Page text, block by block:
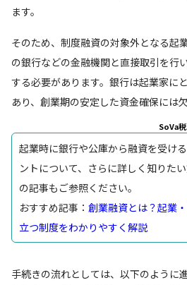
ます。
そのため、制度融資の対象外となる起
の銀行などの金融機関と直接取引を行
する必要があります。銀行は起業家に
あり、創業期の安定した資金確保には
SoVa
起業時に銀行や公庫から融資を受け
ントについて、さらに詳しく知りた
の記事もご参照ください。
おすすめ記事： 創業融資とは？起業
立つ制度をわかりやすく解説
手続きの流れとしては、以下のように